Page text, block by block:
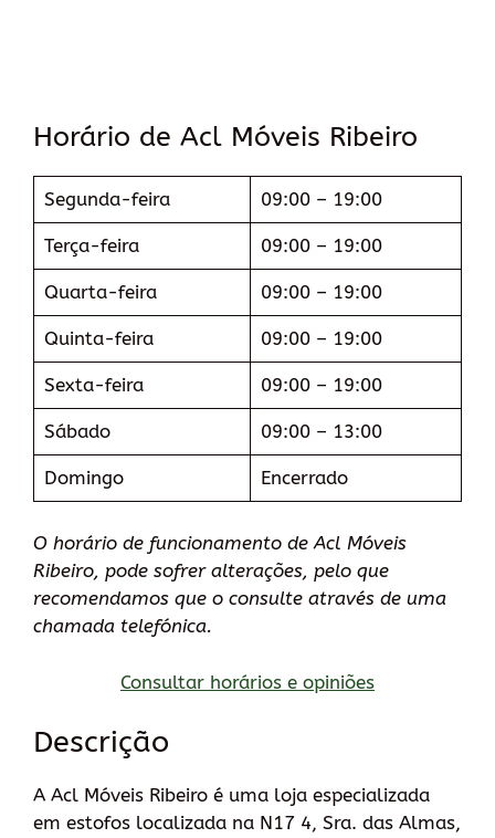
Horário de Acl Móveis Ribeiro
Segunda-feira 09:00 – 19:00
Terça-feira 09:00 – 19:00
Quarta-feira 09:00 – 19:00
Quinta-feira 09:00 – 19:00
Sexta-feira 09:00 – 19:00
Sábado 09:00 – 13:00
Domingo Encerrado
O horário de funcionamento de Acl Móveis
Ribeiro, pode sofrer alterações, pelo que
recomendamos que o consulte através de uma
chamada telefónica.
Consultar horários e opiniões
Descrição
A Acl Móveis Ribeiro é uma loja especializada
em estofos localizada na N17 4, Sra. das Almas,